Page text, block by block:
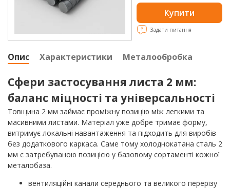
Купити
Задати питання
Опис Характеристики Металообробка
Сфери застосування листа 2 мм:
баланс міцності та універсальності
Товщина 2 мм займає проміжну позицію між легкими та
масивними листами. Матеріал уже добре тримає форму,
витримує локальні навантаження та підходить для виробів
без додаткового каркаса. Саме тому холоднокатана сталь 2
мм є затребуваною позицією у базовому сортаменті кожної
металобаза.
вентиляційні канали середнього та великого перерізу